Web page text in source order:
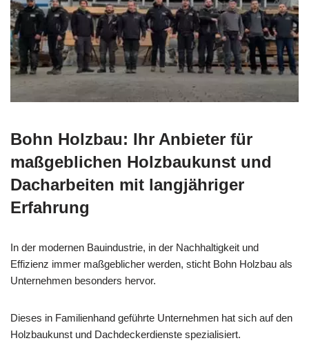
Bohn Holzbau: Ihr Anbieter für
maßgeblichen Holzbaukunst und
Dacharbeiten mit langjähriger
Erfahrung
In der modernen Bauindustrie, in der Nachhaltigkeit und
Effizienz immer maßgeblicher werden, sticht Bohn Holzbau als
Unternehmen besonders hervor.
Dieses in Familienhand geführte Unternehmen hat sich auf den
Holzbaukunst und Dachdeckerdienste spezialisiert.